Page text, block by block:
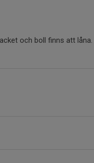
och boll finns att låna.